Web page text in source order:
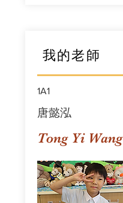
我的老師
1A1
唐懿泓
Tong Yi Wang